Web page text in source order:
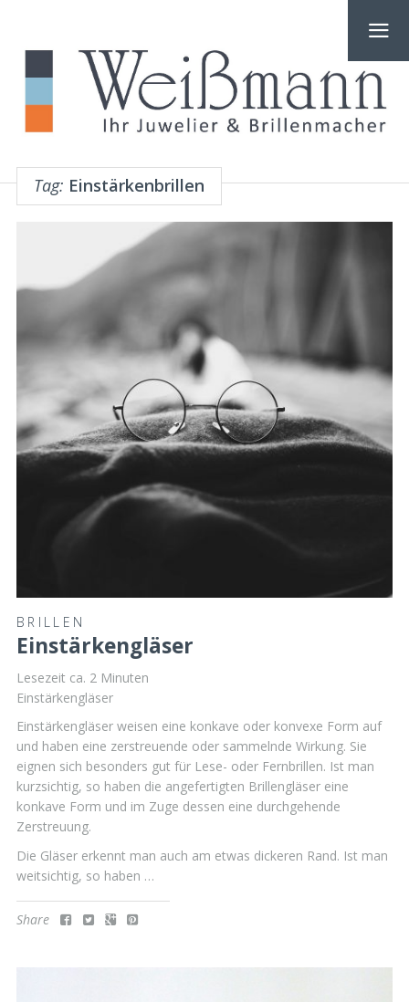
Tag: Einstärkenbrillen
BRILLEN
Einstärkengläser
Lesezeit ca. 2 Minuten
Einstärkengläser
Einstärkengläser weisen eine konkave oder konvexe Form auf
und haben eine zerstreuende oder sammelnde Wirkung. Sie
eignen sich besonders gut für Lese- oder Fernbrillen. Ist man
kurzsichtig, so haben die angefertigten Brillengläser eine
konkave Form und im Zuge dessen eine durchgehende
Zerstreuung.
Die Gläser erkennt man auch am etwas dickeren Rand. Ist man
weitsichtig, so haben …
Share